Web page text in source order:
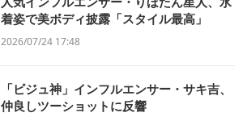
着姿で美ボディ披露「スタイル最高」
2026/07/24 17:48
「ビジュ神」インフルエンサー・サキ吉、
仲良しツーショットに反響